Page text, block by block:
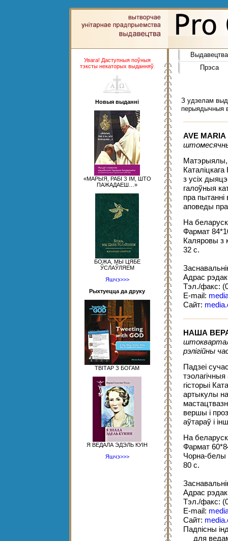
Увага! Даступныя поўныя
тэксты некаторых выданняў.
Новыя выданні
«МАРЫЯ, РАБІ З ІМ, ШТО
ПАЖАДАЕШ…»
БОЖА, МЫ ЦЯБЕ
ЎСЛАЎЛЯЕМ
Яшчэ>>>
Рыхтуецца да друку
ТВІТАР З БОГАМ
Я ВЕДАЛА ЭДЭЛЬ КУІН
Яшчэ>>>
Выдавецтва
Прэса
З удзелам
перыядычныя
AVE MARIA
штомесячны
з усіх
галоўныя
пра пытанні
аповеды
На
Фармат
Каляровы з
32 с.
Адрас
Тэл./факс:
E-mail:
Сайт:
НАША
рэлігійны
Падзеі
гісторыі
артыкулы
вершы і
аўтараў і
На
Фармат
Чорна-белы
80 с.
Адрас
Тэл./факс:
E-mail:
Сайт:
Падпісны
для